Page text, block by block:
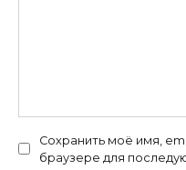
Сохранить моё имя,
браузере для